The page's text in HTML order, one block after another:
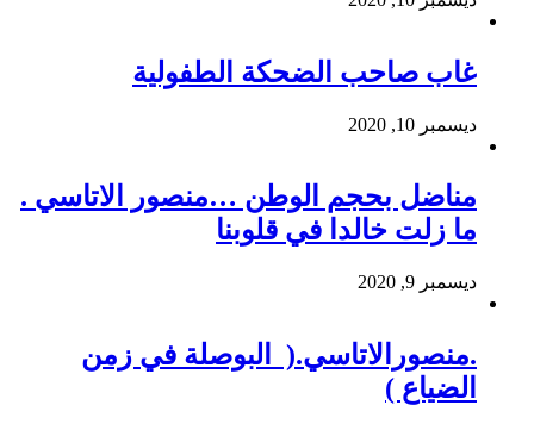
غاب صاحب الضحكة الطفولية
ديسمبر 10, 2020
مناضل بحجم الوطن …منصور الاتاسي .
ما زلت خالدا في قلوبنا
ديسمبر 9, 2020
.منصورالاتاسي.( البوصلة في زمن
الضياع )